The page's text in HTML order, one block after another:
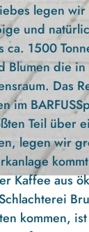
legen
und
ca. 1500
Blumen die
Das
im
Teil über
legen wir
Kaffee aus
kommen,